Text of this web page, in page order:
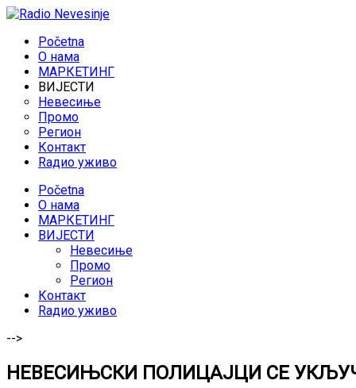
Početna
O нама
МАРКЕТИНГ
ВИЈЕСТИ
Невесиње
Промо
Регион
Контакт
Rадио уживо
Početna
O нама
МАРКЕТИНГ
ВИЈЕСТИ
Невесиње
Промо
Регион
Контакт
Rадио уживо
-->
НЕВЕСИЊСКИ ПОЛИЦАЈЦИ СЕ